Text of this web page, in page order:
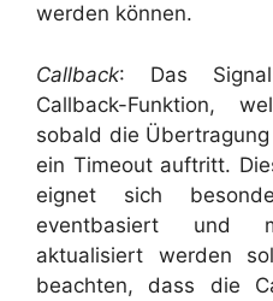
werden können.
Callback: Das
Callback-Funktion,
sobald die
ein Timeout auftritt.
eignet sich
eventbasiert und
aktualisiert werden
beachten, dass die